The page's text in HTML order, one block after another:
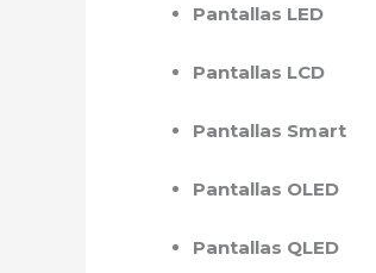
Pantallas LED
Pantallas LCD
Pantallas Smart
Pantallas OLED
Pantallas QLED